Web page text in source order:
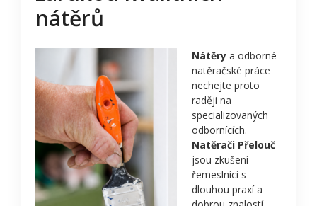
nátěrů
Nátěry a odborné
natěračské práce
nechejte proto
raději na
specializovaných
odbornících.
Natěrači Přelouč
jsou zkušení
řemeslníci s
dlouhou praxí a